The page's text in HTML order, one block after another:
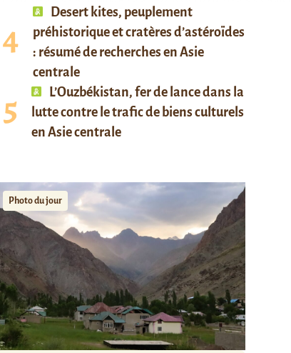
Desert kites, peuplement
préhistorique et cratères d’astéroïdes
: résumé de recherches en Asie
centrale
L’Ouzbékistan, fer de lance dans la
lutte contre le trafic de biens culturels
en Asie centrale
Photo du jour